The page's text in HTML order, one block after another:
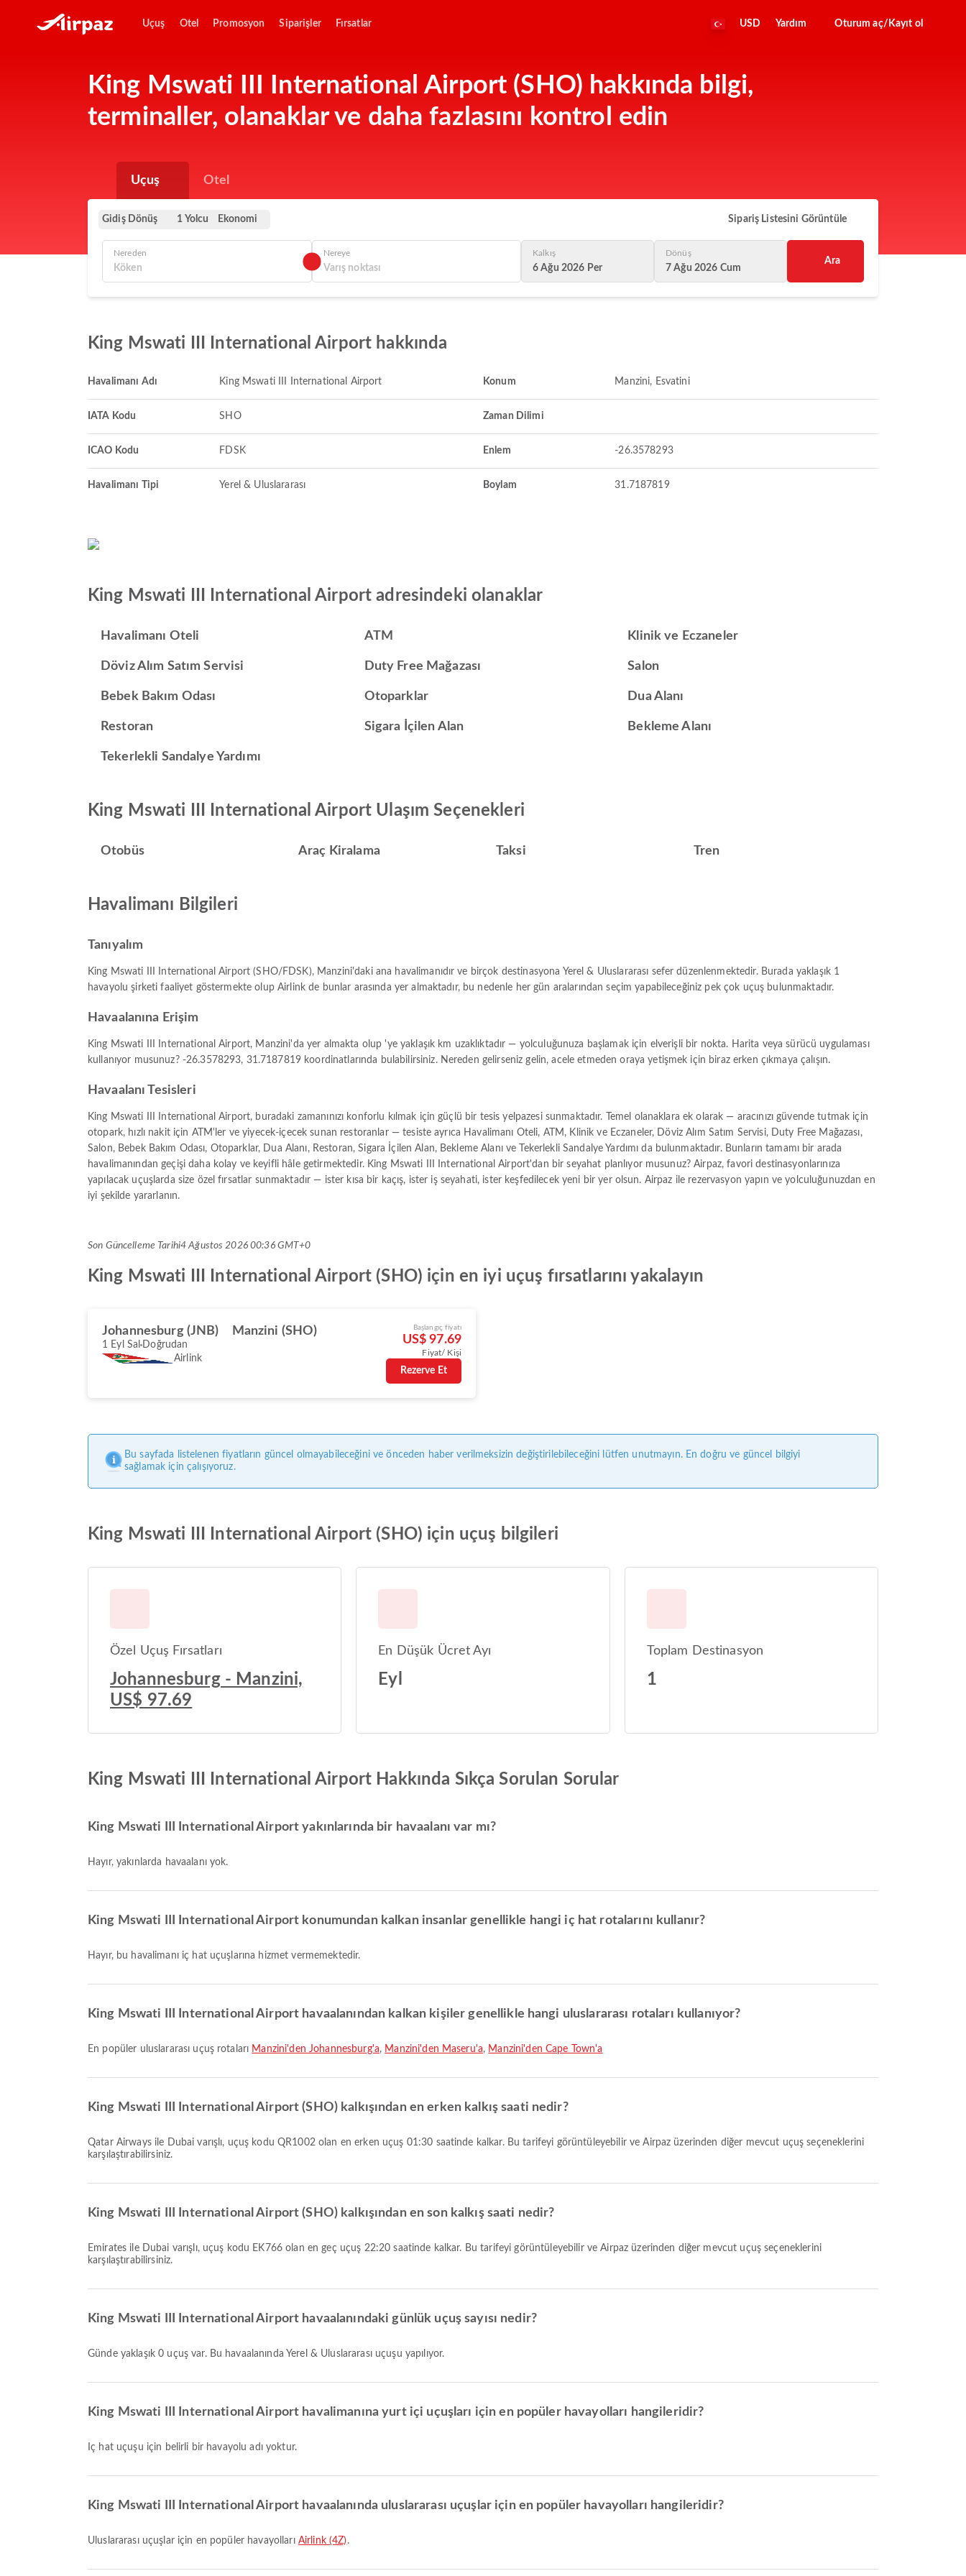
Uçuş Otel Promosyon Siparişler Fırsatlar USD Yardım Oturum aç/Kayıt ol
King Mswati III International Airport (SHO) hakkında bilgi,
terminaller, olanaklar ve daha fazlasını kontrol edin
Uçuş Otel
Gidiş Dönüş 1 Yolcu Ekonomi Sipariş Listesini Görüntüle
Nereden Nereye Kalkış
6 Ağu 2026 Per
Dönüş
7 Ağu 2026 Cum
Ara
King Mswati III International Airport hakkında
Havalimanı Adı King Mswati III International Airport
IATA Kodu SHO
ICAO Kodu FDSK
Havalimanı Tipi Yerel & Uluslararası
Konum Manzini, Esvatini
Zaman Dilimi
Enlem -26.3578293
Boylam 31.7187819
King Mswati III International Airport adresindeki olanaklar
Havalimanı Oteli ATM Klinik ve Eczaneler
Döviz Alım Satım Servisi Duty Free Mağazası Salon
Bebek Bakım Odası Otoparklar Dua Alanı
Restoran Sigara İçilen Alan Bekleme Alanı
Tekerlekli Sandalye Yardımı
King Mswati III International Airport Ulaşım Seçenekleri
Otobüs Araç Kiralama Taksi Tren
Havalimanı Bilgileri
Tanıyalım
King Mswati III International Airport (SHO/FDSK), Manzini'daki ana havalimanıdır ve birçok destinasyona Yerel & Uluslararası sefer düzenlenmektedir. Burada yaklaşık 1
havayolu şirketi faaliyet göstermekte olup Airlink de bunlar arasında yer almaktadır, bu nedenle her gün aralarından seçim yapabileceğiniz pek çok uçuş bulunmaktadır.
Havaalanına Erişim
King Mswati III International Airport, Manzini'da yer almakta olup 'ye yaklaşık km uzaklıktadır — yolculuğunuza başlamak için elverişli bir nokta. Harita veya sürücü uygulaması
kullanıyor musunuz? -26.3578293, 31.7187819 koordinatlarında bulabilirsiniz. Nereden gelirseniz gelin, acele etmeden oraya yetişmek için biraz erken çıkmaya çalışın.
Havaalanı Tesisleri
King Mswati III International Airport, buradaki zamanınızı konforlu kılmak için güçlü bir tesis yelpazesi sunmaktadır. Temel olanaklara ek olarak — aracınızı güvende tutmak için
otopark, hızlı nakit için ATM'ler ve yiyecek-içecek sunan restoranlar — tesiste ayrıca Havalimanı Oteli, ATM, Klinik ve Eczaneler, Döviz Alım Satım Servisi, Duty Free Mağazası,
Salon, Bebek Bakım Odası, Otoparklar, Dua Alanı, Restoran, Sigara İçilen Alan, Bekleme Alanı ve Tekerlekli Sandalye Yardımı da bulunmaktadır. Bunların tamamı bir arada
havalimanından geçişi daha kolay ve keyifli hâle getirmektedir. King Mswati III International Airport'dan bir seyahat planlıyor musunuz? Airpaz, favori destinasyonlarınıza
yapılacak uçuşlarda size özel fırsatlar sunmaktadır — ister kısa bir kaçış, ister iş seyahati, ister keşfedilecek yeni bir yer olsun. Airpaz ile rezervasyon yapın ve yolculuğunuzdan en
iyi şekilde yararlanın.
Son Güncelleme Tarihi4 Ağustos 2026 00:36 GMT+0
King Mswati III International Airport (SHO) için en iyi uçuş fırsatlarını yakalayın
Johannesburg (JNB) Manzini (SHO)
1 Eyl Sal Doğrudan
Airlink
Başlangıç fiyatı
US$ 97.69
Fiyat/ Kişi
Rezerve Et
Bu sayfada listelenen fiyatların güncel olmayabileceğini ve önceden haber verilmeksizin değiştirilebileceğini lütfen unutmayın. En doğru ve güncel bilgiyi
sağlamak için çalışıyoruz.
King Mswati III International Airport (SHO) için uçuş bilgileri
Özel Uçuş Fırsatları
Johannesburg - Manzini,
US$ 97.69
En Düşük Ücret Ayı
Eyl
Toplam Destinasyon
1
King Mswati III International Airport Hakkında Sıkça Sorulan Sorular
King Mswati III International Airport yakınlarında bir havaalanı var mı?
Hayır, yakınlarda havaalanı yok.
King Mswati III International Airport konumundan kalkan insanlar genellikle hangi iç hat rotalarını kullanır?
Hayır, bu havalimanı iç hat uçuşlarına hizmet vermemektedir.
King Mswati III International Airport havaalanından kalkan kişiler genellikle hangi uluslararası rotaları kullanıyor?
En popüler uluslararası uçuş rotaları Manzini'den Johannesburg'a, Manzini'den Maseru'a, Manzini'den Cape Town'a
King Mswati III International Airport (SHO) kalkışından en erken kalkış saati nedir?
Qatar Airways ile Dubai varışlı, uçuş kodu QR1002 olan en erken uçuş 01:30 saatinde kalkar. Bu tarifeyi görüntüleyebilir ve Airpaz üzerinden diğer mevcut uçuş seçeneklerini
karşılaştırabilirsiniz.
King Mswati III International Airport (SHO) kalkışından en son kalkış saati nedir?
Emirates ile Dubai varışlı, uçuş kodu EK766 olan en geç uçuş 22:20 saatinde kalkar. Bu tarifeyi görüntüleyebilir ve Airpaz üzerinden diğer mevcut uçuş seçeneklerini
karşılaştırabilirsiniz.
King Mswati III International Airport havaalanındaki günlük uçuş sayısı nedir?
Günde yaklaşık 0 uçuş var. Bu havaalanında Yerel & Uluslararası uçuşu yapılıyor.
King Mswati III International Airport havalimanına yurt içi uçuşları için en popüler havayolları hangileridir?
İç hat uçuşu için belirli bir havayolu adı yoktur.
King Mswati III International Airport havaalanında uluslararası uçuşlar için en popüler havayolları hangileridir?
Uluslararası uçuşlar için en popüler havayolları Airlink (4Z) .